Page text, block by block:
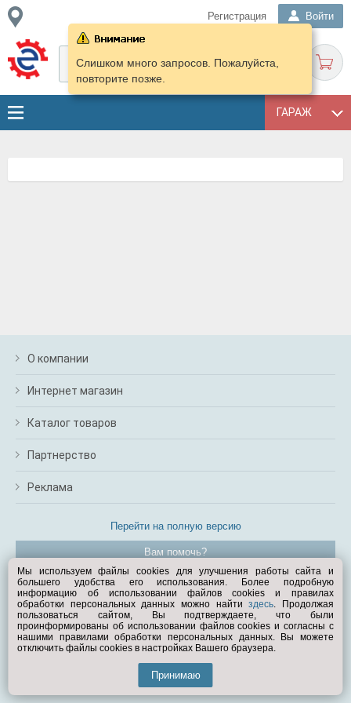
Регистрация Войти
ГАРАЖ
Слишком много запросов. Пожалуйста,
повторите позже.
О компании
Интернет магазин
Каталог товаров
Партнерство
Реклама
Перейти на полную версию
Вам помочь?
© Exist.ru 1998—2026
Мы используем файлы cookies для улучшения работы сайта и
большего удобства его использования. Более подробную
информацию об использовании файлов cookies и правилах
обработки персональных данных можно найтиздесь. Продолжая
пользоваться сайтом, Вы подтверждаете, что были
проинформированы об использовании файлов cookies и согласны с
нашими правилами обработки персональных данных. Вы можете
отключить файлы cookies в настройках Вашего браузера.
Принимаю